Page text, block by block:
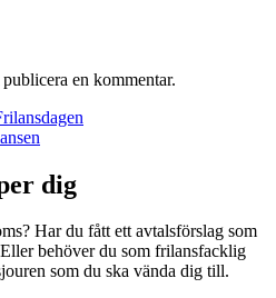
en kommentar.
dig
Har du fått ett avtalsförslag som
behöver du som frilansfacklig
som du ska vända dig till.